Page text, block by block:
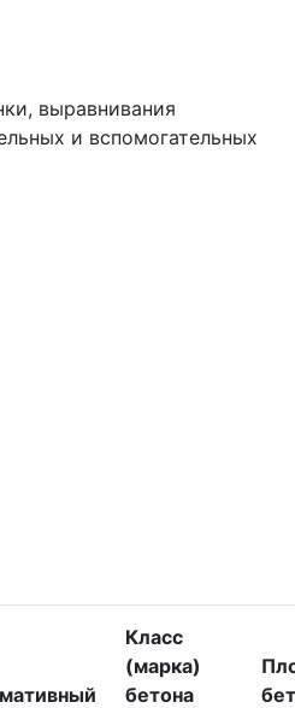
выравнивания
и вспомогательных
Класс
(марка)
бетона